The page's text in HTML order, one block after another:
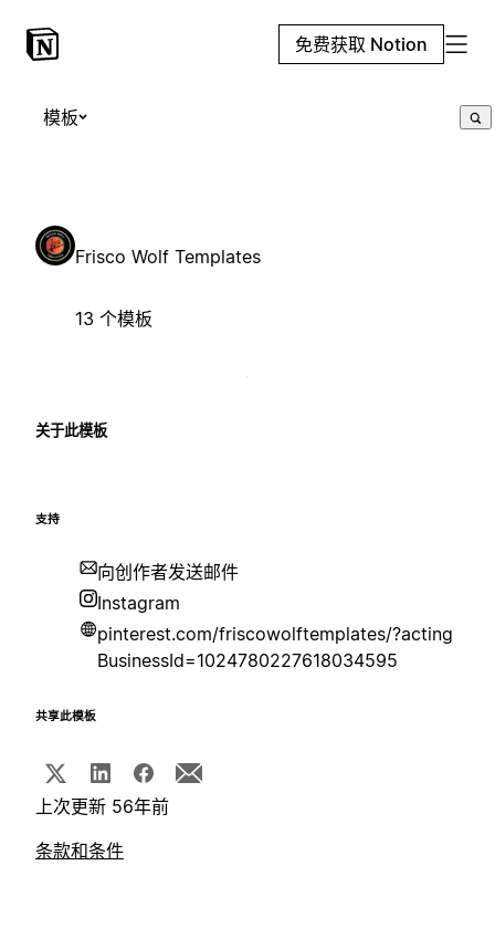
免费获取 Notion
模板
Frisco Wolf Templates
13 个模板
关于此模板
支持
向创作者发送邮件
Instagram
pinterest.com/friscowolftemplates/?acting
BusinessId=1024780227618034595
共享此模板
上次更新 56年前
条款和条件